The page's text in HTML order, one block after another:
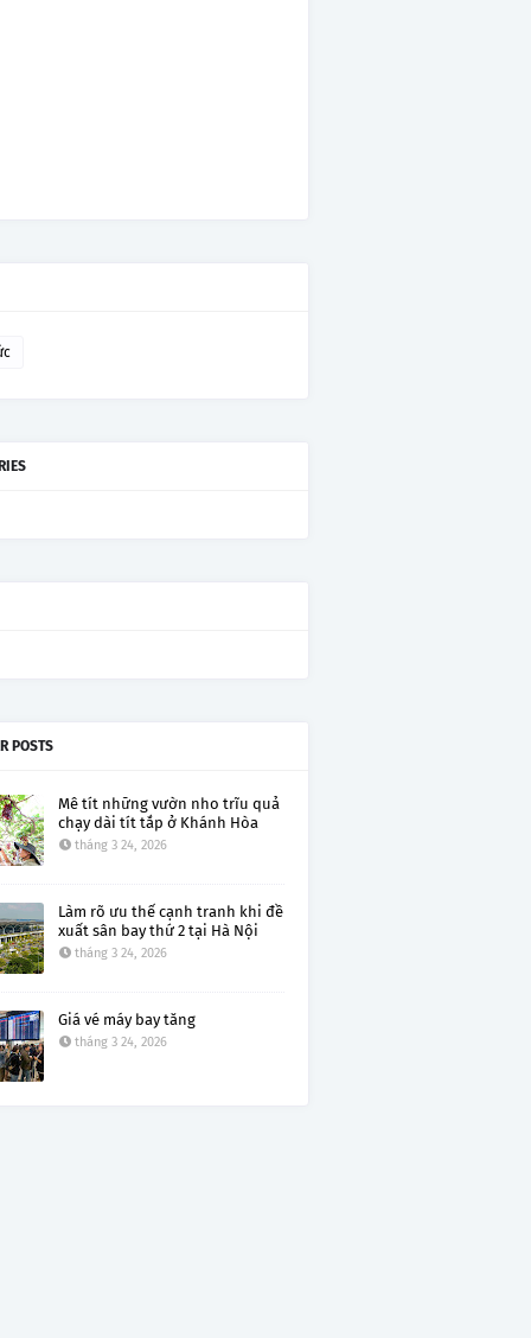
POSTS
Mê tít những vườn nho trĩu quả
chạy dài tít tắp ở Khánh Hòa
tháng 3 24, 2026
Làm rõ ưu thế cạnh tranh khi đề
xuất sân bay thứ 2 tại Hà Nội
tháng 3 24, 2026
Giá vé máy bay tăng
tháng 3 24, 2026